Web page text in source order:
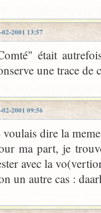
02-2001 13:57
était
une trace de
02-2001 09:56
voulais dire la
ma part, je
avec la
un autre cas :